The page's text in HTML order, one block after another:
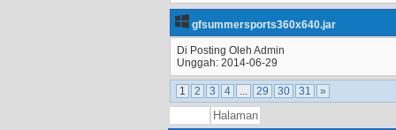
gfsummersports360x640.jar
Di Posting Oleh Admin
Unggah: 2014-06-29
1 2 3 4 ... 29 30 31 »